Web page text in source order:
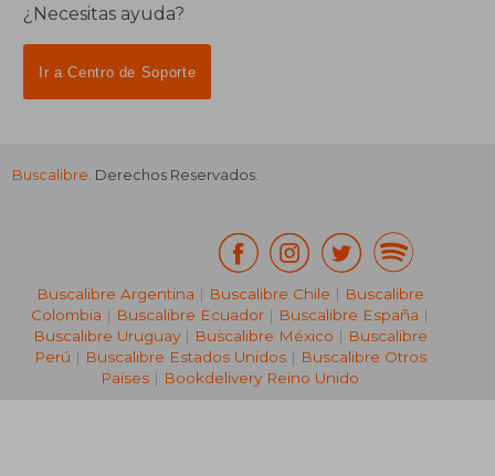
₡ 13.201
¿Necesitas ayuda?
Ir a Centro de Soporte
Buscalibre. Derechos Reservados.
Buscalibre Argentina | Buscalibre Chile | Buscalibre
Colombia | Buscalibre Ecuador | Buscalibre España |
Buscalibre Uruguay| Buscalibre México | Buscalibre
Perú | Buscalibre Estados Unidos| Buscalibre Otros
Países | Bookdelivery Reino Unido